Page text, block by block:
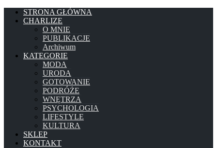
STRONA GŁÓWNA
CHARLIZE
O MNIE
PUBLIKACJE
Archiwum
KATEGORIE
MODA
URODA
GOTOWANIE
PODRÓŻE
WNĘTRZA
PSYCHOLOGIA
LIFESTYLE
KULTURA
SKLEP
KONTAKT